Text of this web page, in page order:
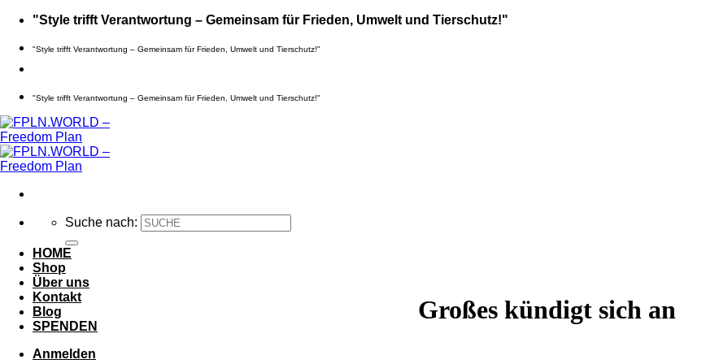
Zum
springen
"Style trifft Verantwortung – Gemeinsam für Frieden, Umwelt und Tierschutz!"
"Style trifft Verantwortung – Gemeinsam für Frieden, Umwelt und Tierschutz!"
"Style trifft Verantwortung – Gemeinsam für Frieden, Umwelt und Tierschutz!"
Suche nach:
HOME
Shop
Über uns
Kontakt
Blog
SPENDEN
Anmelden
Großes kündigt sich an